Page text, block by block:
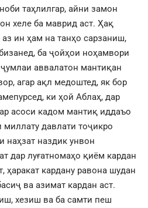
таҳлилгар, айни замон
хеле ба маврид аст. Ҳақ
ин ҳам на танҳо сарзаниш,
ба ҷойҳои ноҳамвори
аввалатон мантиқан
агар ақл медоштед, як бор
ки ҳой Аблаҳ, дар
асоси кадом мантиқ иддаъо
давлати тоҷикро
наҳзат наздик унвон
дар луғатномаҳо қиём кардан
ҳаракат кардану равона шудан
ва азимат кардан аст.
хезиш ва ба самти пеш